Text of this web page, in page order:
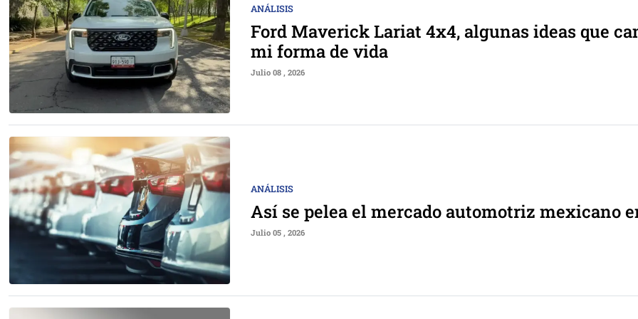
ANÁLISIS
Ford Maverick Lariat 4x4, algunas ideas que
mi forma de vida
Julio 08 , 2026
ANÁLISIS
Así se pelea el mercado automotriz mexicano
Julio 05 , 2026